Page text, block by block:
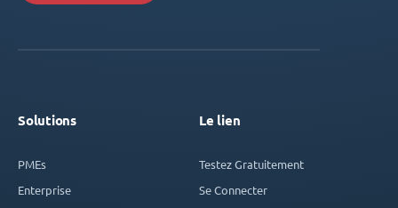
Solutions
PMEs
Enterprise
Le lien
Testez Gratuitement
Se Connecter